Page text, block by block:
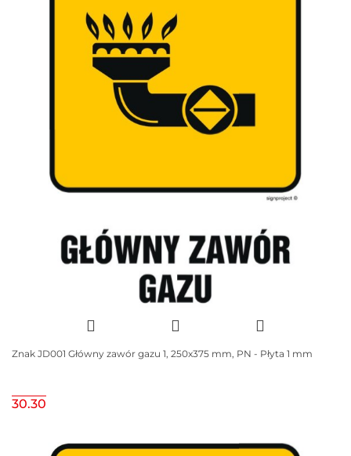
Znak JD001 Główny zawór gazu 1, 250x375 mm, PN - Płyta 1 mm
30.30